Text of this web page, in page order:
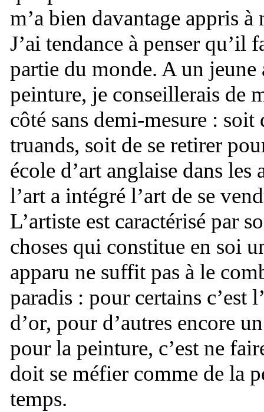
m’a bien davantage appris
J’ai tendance à penser
partie du monde. A un
peinture, je conseillerais de
côté sans demi-mesure :
truands, soit de se retirer
école d’art anglaise dans les
l’art a intégré l’art de se
L’artiste est caractérisé par
choses qui constitue en soi
apparu ne suffit pas à le
paradis : pour certains c’est
d’or, pour d’autres encore
pour la peinture, c’est ne
doit se méfier comme de la
temps.